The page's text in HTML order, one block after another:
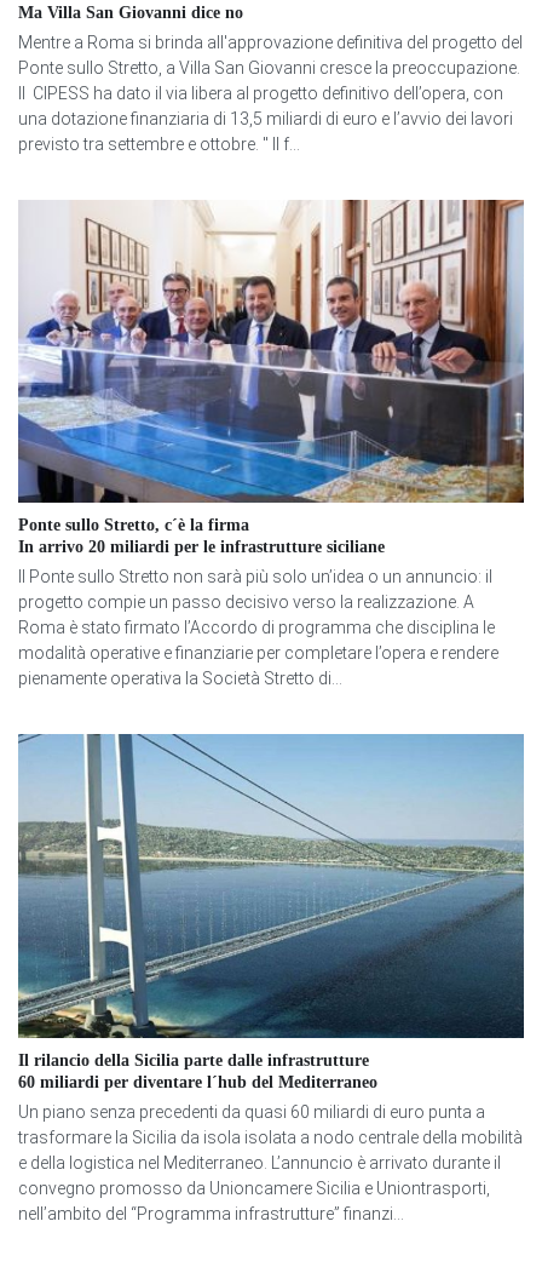
Ma Villa San Giovanni dice no
Mentre a Roma si brinda all'approvazione definitiva del progetto del
Ponte sullo Stretto, a Villa San Giovanni cresce la preoccupazione.
Il CIPESS ha dato il via libera al progetto definitivo dell’opera, con
una dotazione finanziaria di 13,5 miliardi di euro e l’avvio dei lavori
previsto tra settembre e ottobre. " Il f...
Ponte sullo Stretto, c´è la firma
In arrivo 20 miliardi per le infrastrutture siciliane
Il Ponte sullo Stretto non sarà più solo un’idea o un annuncio: il
progetto compie un passo decisivo verso la realizzazione. A
Roma è stato firmato l’Accordo di programma che disciplina le
modalità operative e finanziarie per completare l’opera e rendere
pienamente operativa la Società Stretto di...
Il rilancio della Sicilia parte dalle infrastrutture
60 miliardi per diventare l´hub del Mediterraneo
Un piano senza precedenti da quasi 60 miliardi di euro punta a
trasformare la Sicilia da isola isolata a nodo centrale della mobilità
e della logistica nel Mediterraneo. L’annuncio è arrivato durante il
convegno promosso da Unioncamere Sicilia e Uniontrasporti,
nell’ambito del “Programma infrastrutture” finanzi...